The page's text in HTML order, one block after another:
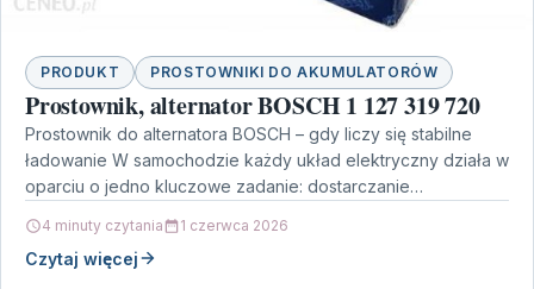
PRODUKT PROSTOWNIKI DO AKUMULATORÓW
Prostownik, alternator BOSCH 1 127 319 720
Prostownik do alternatora BOSCH – gdy liczy się stabilne
ładowanie W samochodzie każdy układ elektryczny działa w
oparciu o jedno kluczowe zadanie: dostarczanie
4 minuty czytania 1 czerwca 2026
Czytaj więcej